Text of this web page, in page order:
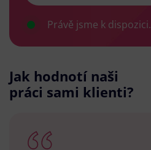
Právě jsme k dispozici.
Jak hodnotí naši
práci sami klienti?